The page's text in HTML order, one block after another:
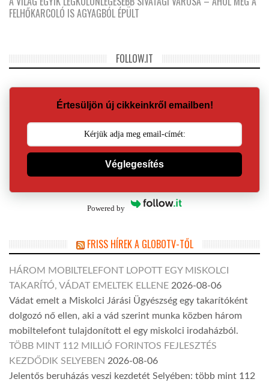
FELHŐKARCOLÓ IS AGYAGBÓL ÉPÜLT
FOLLOW.IT
Értesüljön új cikkeinkről emailben!
Véglegesítés
Powered by
FRISS HÍREK A GLOBOTV-TŐL
HÁROM MOBILTELEFONT LOPOTT EGY MISKOLCI
TAKARÍTÓ, VÁDAT EMELTEK ELLENE 2026-08-06
Vádat emelt a Miskolci Járási Ügyészség egy takarítóként
dolgozó nő ellen, aki a vád szerint munka közben három
mobiltelefont tulajdonított el egy miskolci irodaházból.
TÖBB MINT 112 MILLIÓ FORINTOS FEJLESZTÉS
KEZDŐDIK SELYEBEN 2026-08-06
Jelentős beruházás veszi kezdetét Selyében: több mint 112